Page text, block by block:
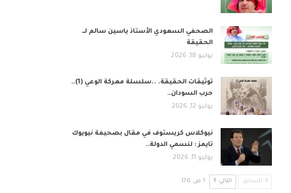
الصحفي السعودي الأستاذ ياسين سالم لــ
الحقيقة
يوليو 18, 2026
توثيقات الحقيقة. ..سلسلة معركة الوعي (1)…
حرب السودان…
يوليو 12, 2026
نيوكلاس كريستوف في مقال بصحيفة نيويوك
تايمز : لنسمي الدولة…
يوليو 11, 2026
السابق التالي 1 من 176